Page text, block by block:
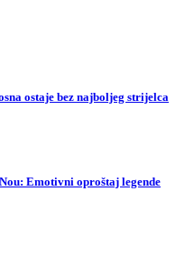
ostaje bez najboljeg strijelca
Emotivni oproštaj legende